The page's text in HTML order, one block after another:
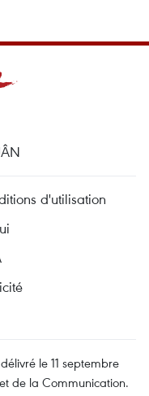
d'utilisation
le 11 septembre
de la Communication.